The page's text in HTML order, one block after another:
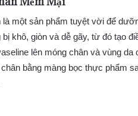
một sản phẩm tuyệt vời để
khô, giòn và dễ gãy, từ đó tạo
lên móng chân và vùng da
bằng màng bọc thực phẩm